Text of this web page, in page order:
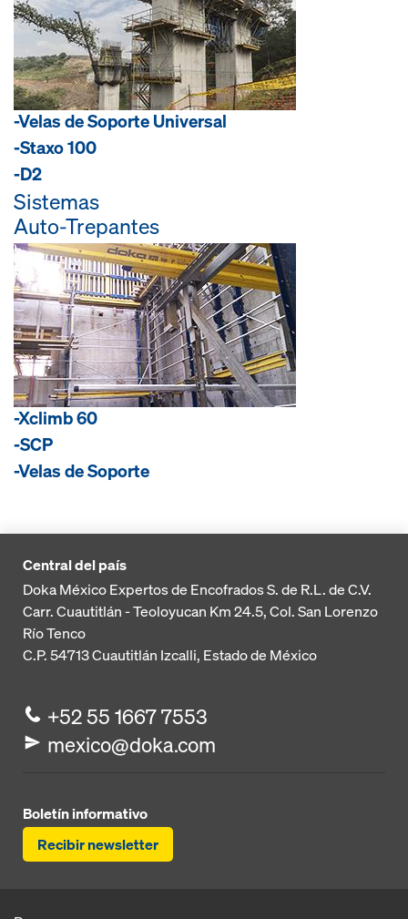
-Velas de Soporte Universal
-Staxo 100
-D2
Sistemas
Auto-Trepantes
-Xclimb 60
-SCP
-Velas de Soporte
Central del país
Doka México Expertos de Encofrados S. de R.L. de C.V.
Carr. Cuautitlán - Teoloyucan Km 24.5, Col. San Lorenzo
Río Tenco
C.P. 54713Cuautitlán Izcalli, Estado de México
+52 55 1667 7553
mexico@doka.com
Boletín informativo
Recibir newsletter